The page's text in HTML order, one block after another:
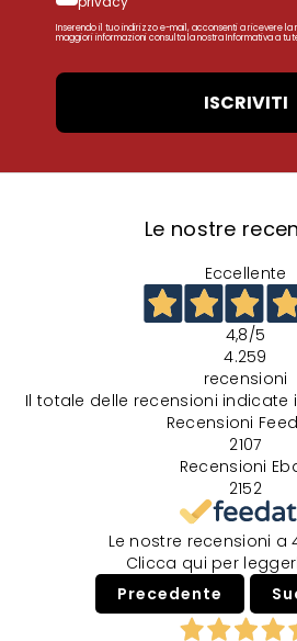
Inserendo il tuo indirizzo e-mail, acconsenti a ricevere la
maggiori informazioni consulta la nostra Informativa a
ISCRIVITI
Le nostre
Eccellente
4,8/5
4.259
recensioni
Il totale delle recensioni
Recensioni
2107
Recensioni
2152
Le nostre recensioni a
Clicca qui per
Precedente